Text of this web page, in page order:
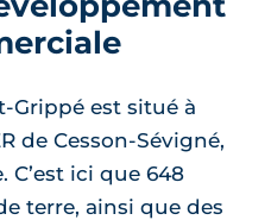
Grippé est situé à
de Cesson-Sévigné,
ici que 648
terre, ainsi que des